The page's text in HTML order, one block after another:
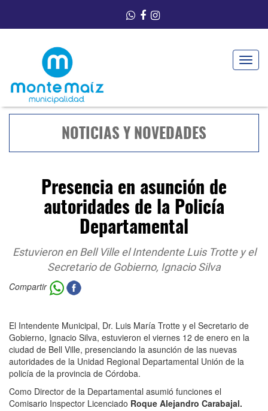
Toggle
NOTICIAS Y NOVEDADES
Presencia en asunción de
autoridades de la Policía
Departamental
Estuvieron en Bell Ville el Intendente Luis Trotte y el
Secretario de Gobierno, Ignacio Silva
Compartir
El Intendente Municipal, Dr. Luis María Trotte y el Secretario de
Gobierno, Ignacio Silva, estuvieron el viernes 12 de enero en la
ciudad de Bell Ville, presenciando la asunción de las nuevas
autoridades de la Unidad Regional Departamental Unión de la
policía de la provincia de Córdoba.
Como Director de la Departamental asumió funciones el
Comisario Inspector Licenciado Roque Alejandro Carabajal.